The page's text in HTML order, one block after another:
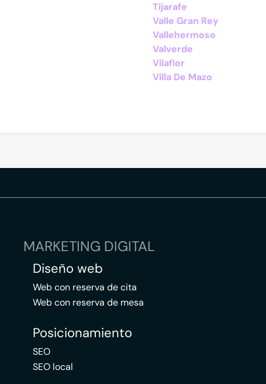
Tijarafe
Valle Gran Rey
Vallehermoso
Valverde
Vilaflor
Villa De Mazo
MARKETING DIGITAL
Diseño web
Web con reserva de cita
Web con reserva de mesa
Posicionamiento
SEO
SEO local